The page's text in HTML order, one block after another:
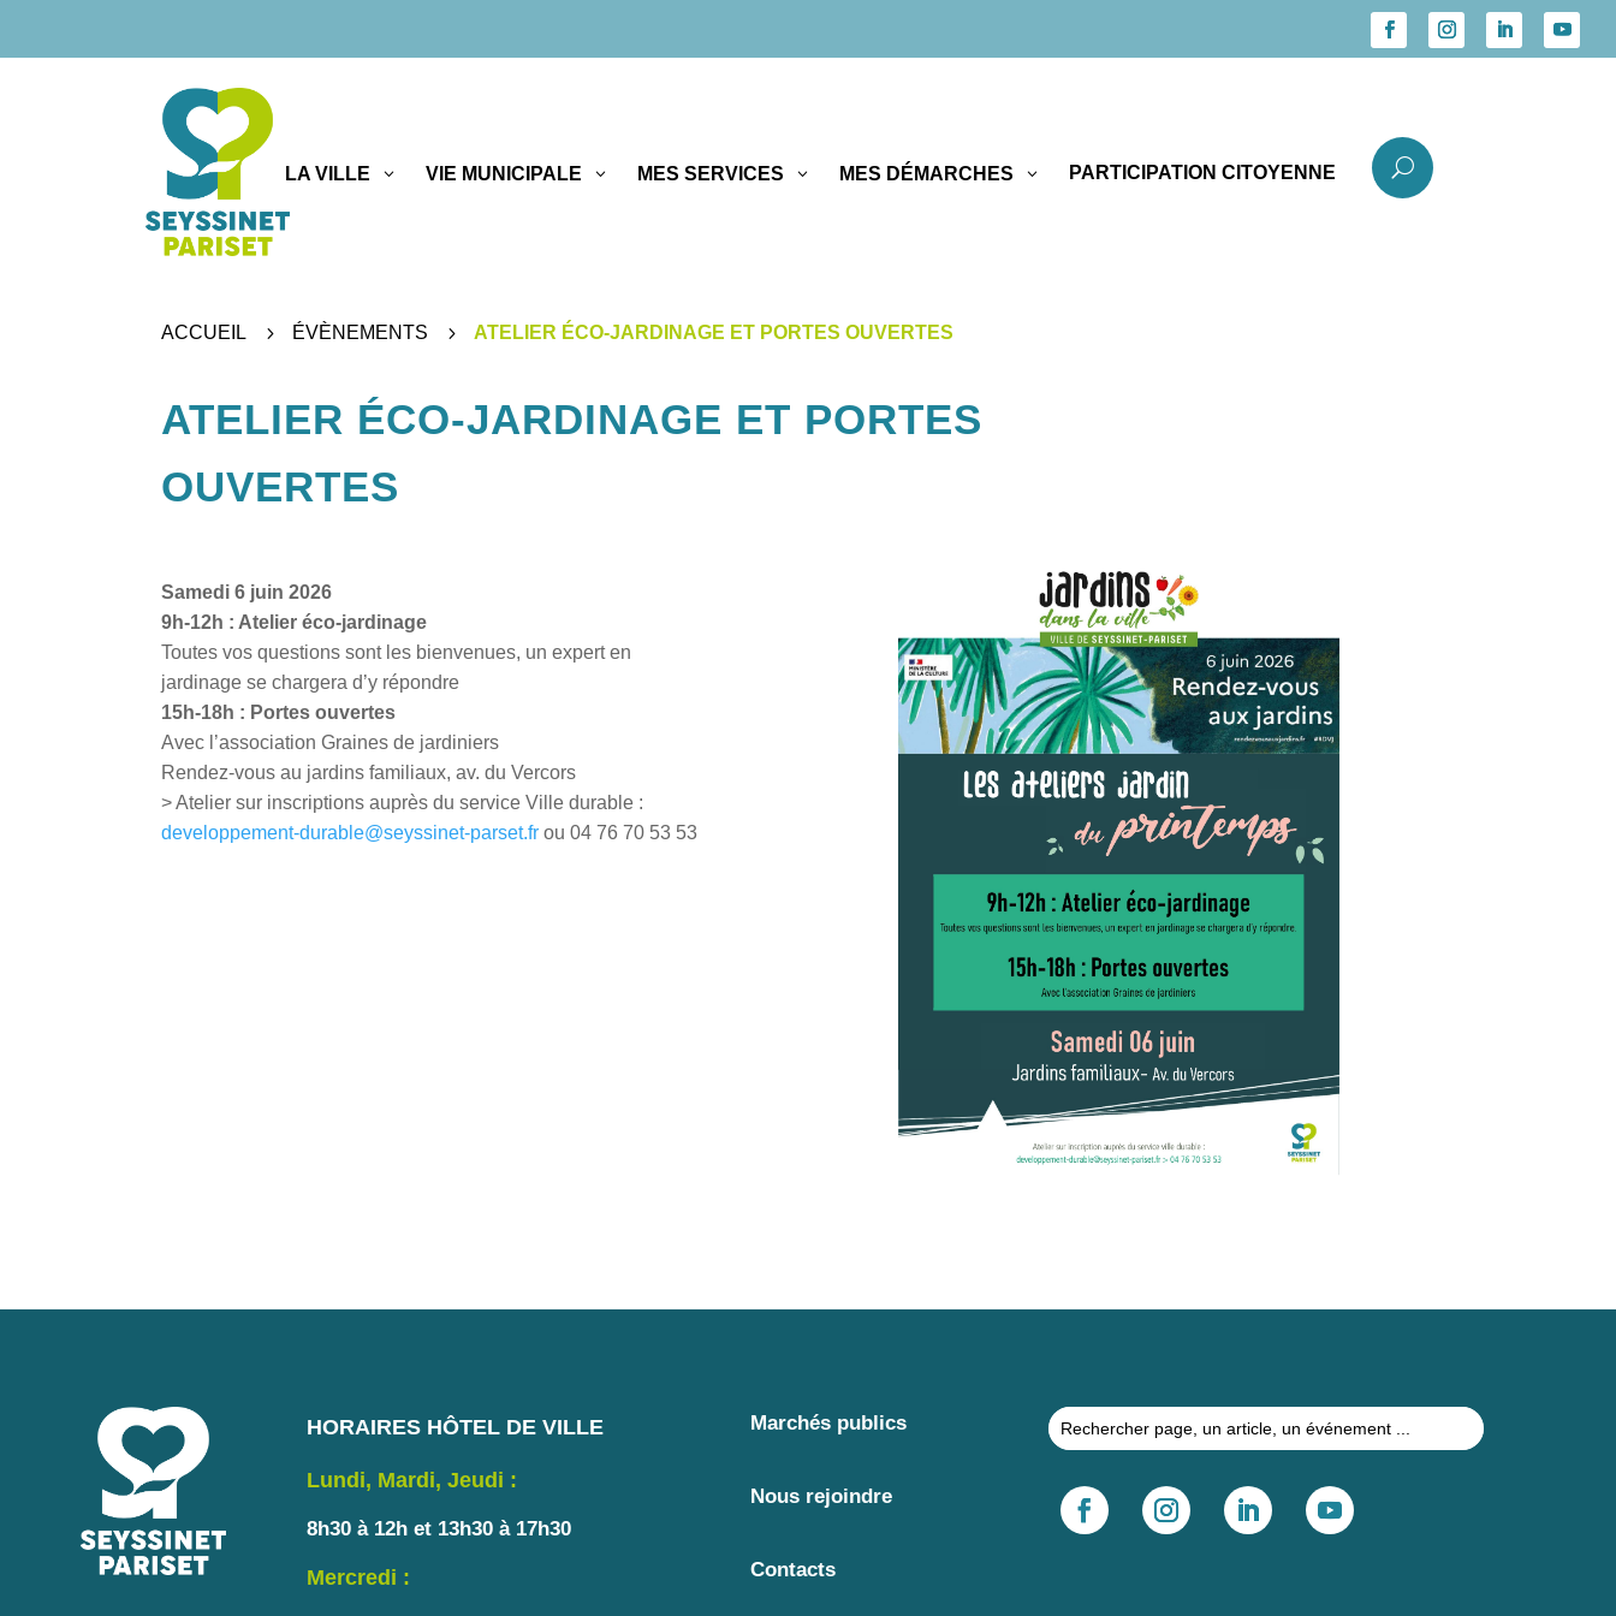
LA VILLE VIE MUNICIPALE MES SERVICES MES DÉMARCHES PARTICIPATION CITOYENNE U
ACCUEIL 5 ÉVÈNEMENTS 5 ATELIER ÉCO-JARDINAGE ET PORTES OUVERTES
ATELIER ÉCO-JARDINAGE ET PORTES
OUVERTES
Samedi 6 juin 2026
9h-12h : Atelier éco-jardinage
Toutes vos questions sont les bienvenues, un expert en
jardinage se chargera d’y répondre
15h-18h : Portes ouvertes
Avec l’association Graines de jardiniers
Rendez-vous au jardins familiaux, av. du Vercors
> Atelier sur inscriptions auprès du service Ville durable :
developpement-durable@seyssinet-parset.fr ou 04 76 70 53 53
HORAIRES HÔTEL DE VILLE
Lundi, Mardi, Jeudi :
8h30 à 12h et 13h30 à 17h30
Mercredi :
Marchés publics
Nous rejoindre
Contacts